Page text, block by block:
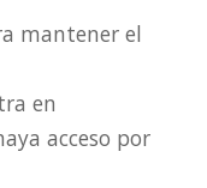
mantener el
en
acceso por